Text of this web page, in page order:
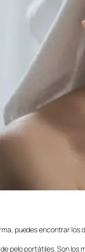
puedes encontrar los
pelo portátiles. Son los